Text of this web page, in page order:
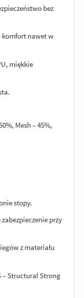
bez
komfort nawet w
miękkie
Mesh – 45%,
stopy.
przy
z materiału
– Structural Strong